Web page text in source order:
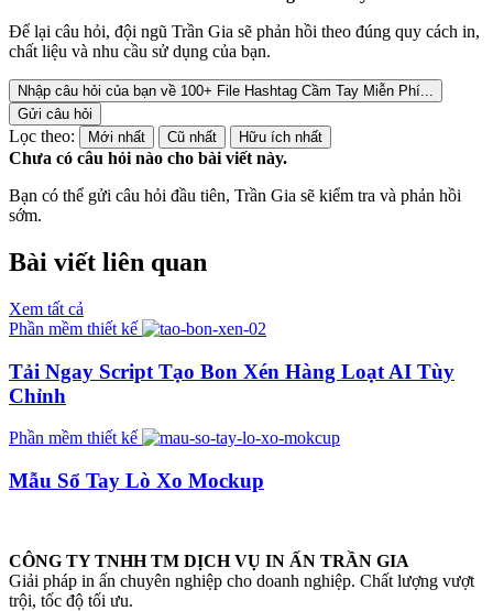
Để lại câu hỏi, đội ngũ Trần Gia sẽ phản hồi theo đúng quy cách in,
chất liệu và nhu cầu sử dụng của bạn.
Nhập câu hỏi của bạn về 100+ File Hashtag Cầm Tay Miễn Phí...
Gửi câu hỏi
Lọc theo: Mới nhất Cũ nhất Hữu ích nhất
Chưa có câu hỏi nào cho bài viết này.
Bạn có thể gửi câu hỏi đầu tiên, Trần Gia sẽ kiểm tra và phản hồi
sớm.
Bài viết liên quan
Xem tất cả
Phần mềm thiết kế
Tải Ngay Script Tạo Bon Xén Hàng Loạt AI Tùy
Chỉnh
Phần mềm thiết kế
Mẫu Sổ Tay Lò Xo Mockup
CÔNG TY TNHH TM DỊCH VỤ IN ẤN TRẦN GIA
Giải pháp in ấn chuyên nghiệp cho doanh nghiệp. Chất lượng vượt
trội, tốc độ tối ưu.